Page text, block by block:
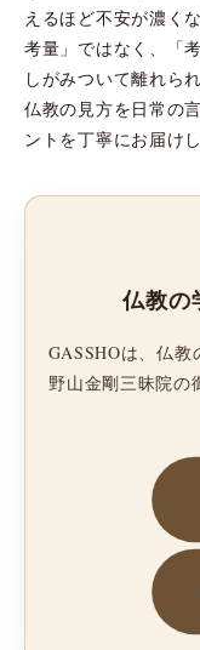
えるほど不安が濃く
考量」ではなく、「
しがみついて離れら
仏教の見方を日常の
ントを丁寧にお届け
仏教の
GASSHOは、仏
野山金剛三昧院の